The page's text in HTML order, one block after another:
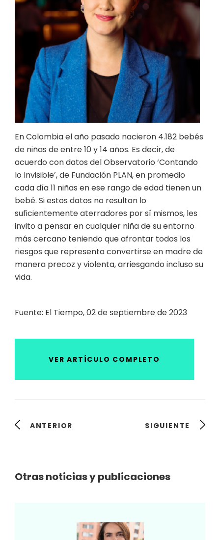
En Colombia el año pasado nacieron 4.182 bebés
de niñas de entre 10 y 14 años. Es decir, de
acuerdo con datos del Observatorio ‘Contando
lo Invisible’, de Fundación PLAN, en promedio
cada día 11 niñas en ese rango de edad tienen un
bebé. Si estos datos no resultan lo
suficientemente aterradores por sí mismos, les
invito a pensar en cualquier niña de su entorno
más cercano teniendo que afrontar todos los
riesgos que representa convertirse en madre de
manera precoz y violenta, arriesgando incluso su
vida.
Fuente: El Tiempo, 02 de septiembre de 2023
VER ARTÍCULO COMPLETO
ANTERIOR SIGUIENTE
Otras noticias y publicaciones